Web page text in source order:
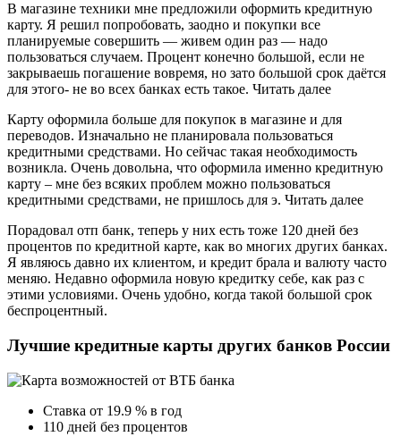
В магазине техники мне предложили оформить кредитную
карту. Я решил попробовать, заодно и покупки все
планируемые совершить — живем один раз — надо
пользоваться случаем. Процент конечно большой, если не
закрываешь погашение вовремя, но зато большой срок даётся
для этого- не во всех банках есть такое. Читать далее
Карту оформила больше для покупок в магазине и для
переводов. Изначально не планировала пользоваться
кредитными средствами. Но сейчас такая необходимость
возникла. Очень довольна, что оформила именно кредитную
карту – мне без всяких проблем можно пользоваться
кредитными средствами, не пришлось для э. Читать далее
Порадовал отп банк, теперь у них есть тоже 120 дней без
процентов по кредитной карте, как во многих других банках.
Я являюсь давно их клиентом, и кредит брала и валюту часто
меняю. Недавно оформила новую кредитку себе, как раз с
этими условиями. Очень удобно, когда такой большой срок
беспроцентный.
Лучшие кредитные карты других банков России
Ставка от 19.9 % в год
110 дней без процентов